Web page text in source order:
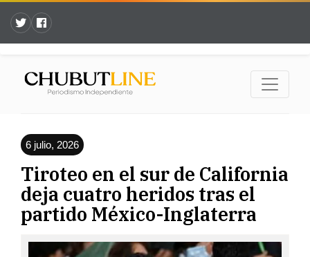
6 julio, 2026
Tiroteo en el sur de California
deja cuatro heridos tras el
partido México-Inglaterra